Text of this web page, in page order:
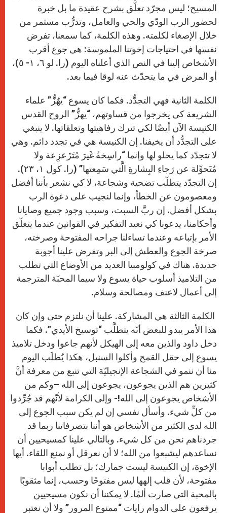
المسيح؛ ليس مجرّد تعلُّق بشرح عقيدة ما بل خبرة
لحضور الرب الودّي والحي والعامل، وتدرُّب مستمر من
خلال الإصغاء لكلمته. وهذه الكلمة، كما سمعنا، تفرض
نفسها في احتياجات إخوتنا الملموسة: هي جوع أقرب
الأشخاص إلينا في النص الذي أعلناه اليوم (را. لو ٦، ۱- ٥)،
أو المرض في ما يتحدّث عنه لوقا فيما بعد.
الكلمة الثانية فهي التجدُّد. فكما كان يسوع “يهُزُّ” علماء
الشريعة كي يخرجوا من قساوتهم، “يهزُّ” الروح القدس
الكنيسة الآن أيضًا لكي تترك رفاهيتها وتعلقاتها. لا ينبغي
على التجدُّد أن يخيفنا. إن الكنيسة هي في تجدد دائم. وهي
لا تتجدّد كما يحلو لها وإنما “راسِخةً غَيرَ مُتَزَعزِعة ولا
مُتَحوِّلة عن رَجاءِ البِشارةِ الَّتي سَمِعتها” (را. كول ۱، ۲۳).
إن التجدّد يتطلّب تضحية وشجاعة، لا كي نشعر بأننا أفضل
ومعصومون عن الخطأ، وإنما لنجيب على دعوة الرب
بشكل أفضل. إن ربَّ السبت، وسبب وجود جميع وصايانا
وأحكامنا، يدعونا كي نعيد التفكير في القوانين عندما يتعلّق
الأمر بإتباعه وعندما تساءلنا جراحه المفتوحة وصرخته،
صرخة الجوع والعطش إلى البر وتفرض علينا أجوبة
جديدة. هناك في كولومبيا العديد من الأوضاع التي تطلب
من التلاميذ أسلوب حياة يسوع ولا سيما المحبّة المترجمة
إلى أعمال لاعنف ومصالحة وسلام.
الكلمة الثالثة هي المشاركة. علينا أن نلتزم حتى وإن كان
هذا الأمر يبدو للبعض أنّه يتطلَّب “توسيخ الأيدي”. فكما
دخل داود والذين معه إلى الهيكل لأنهم جاعوا ودخل تلاميذ
يسوع إلى حقل القمح وأكلوا السنبل، هكذا يُطلَب اليوم
منا أن ننمو في الشجاعة الإنجيليّة التي تنبع من معرفة أنَّ
كثيرين هم الذين يجوعون، يجوعون إلى الله –وكم من
الأشخاص يجوعون إلى الله!- وإلى الكرامة لأنّهم قد جُرِّدوا
من كلِّ شيء. وأسأل نفسي إن لم يكن سبب الجوع إلى
الله لدى الكثير من الأشخاص هو أننا بتصرفاتنا ربما قد
جردناهم نحن من كل شيء. وبالتالي علينا كمسيحيين أن
نساعدهم ليشبعوا من الله؛ لا أن نعرقل أو نمنع اللقاء. أيها
الإخوة، إن الكنيسة ليست جمارك؛ بل تطلب أبوابا
مفتوحة، لأن قلب إلهها ليس مفتوحًا وحسب، إنما مثقوبًا
بالمحبة التي صارت ألمًا. لا يمكننا أن نكون مسيحيين
يرفعون على الدوام رايات “ممنوع المرور” ولا أن نعتبر